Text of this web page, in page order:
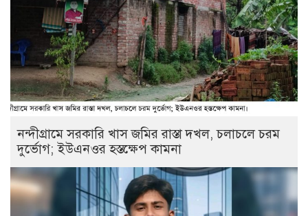
নন্দীগ্রামে সরকারি খাস জমির রাস্তা দখল, চলাচলে চরম
দুর্ভোগ; ইউএনওর হস্তক্ষেপ কামনা